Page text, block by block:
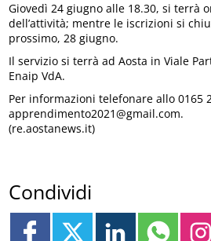
Giovedì 24 giugno alle 18.30, si terrà
dell’attività; mentre le iscrizioni si
prossimo, 28 giugno.
Il servizio si terrà ad Aosta in Viale
Enaip VdA.
Per informazioni telefonare allo 0165
apprendimento2021@gmail.com.
(re.aostanews.it)
Condividi